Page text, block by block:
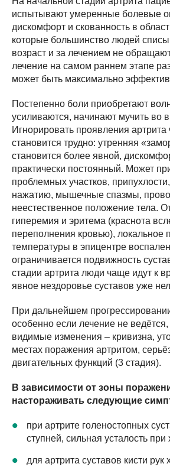
испытывают умеренные болевые
дискомфорт и скованность в
которые большинство людей
возраст и за лечением не
лечение на самом раннем этапе
может быть максимально
Постепенно боли приобретают
усиливаются, начинают мучить во
Игнорировать проявления артрита
становится трудно: утренняя
становится более явной,
практически постоянный. Может
проблемных участков,
нажатию, мышечные спазмы,
неестественное положение тела.
гиперемия и эритема (краснота
переполнения кровью), локальное
температуры в эпицентре
ограничивается подвижность
стадии артрита люди чаще идут к
явное нездоровье суставов уже
При дальнейшем
особенно если лечение не
видимые изменения – кривизна,
местах поражения артритом,
двигательных функций (3 стадия).
В зависимости от зоны
настораживать следующие
при артрите голеностопных
ступней, сильная усталость при
для артрита суставов кисти рук